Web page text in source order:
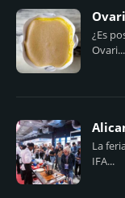
¿Es
Ovari...
La
IFA...